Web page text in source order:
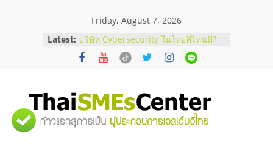
Friday, August 7, 2026
Latest: บริษัท Cybersecurity ในไทยที่ไหนดี?
วิธีเลือกผู้ให้บริการให้คุ้มค่าและตอบ
โจทย์ธุรกิจ
สัมมนาออนไลน์ โอกาสบริหารสถานี
บริการน้ำมัน Shell
สัมมนาลงทุน แฟรนไชส์ยอนนี่
"ศูนย์